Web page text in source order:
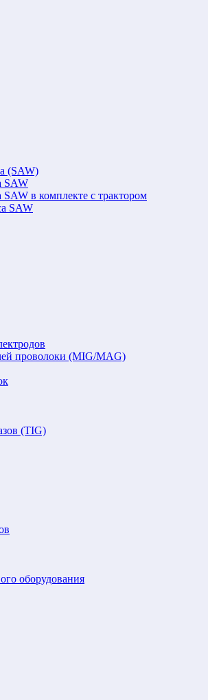
(SAW)
SAW
в комплекте с трактором
SAW
проволоки (MIG/MAG)
(TIG)
оборудования